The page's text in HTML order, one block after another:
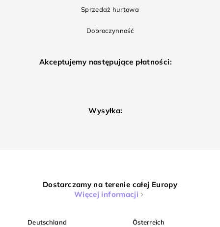
Sprzedaż hurtowa
Dobroczynność
Akceptujemy następujące płatności:
Wysyłka:
Dostarczamy na terenie całej Europy
Więcej informacji
Deutschland Österreich